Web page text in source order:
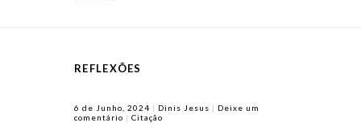
REFLEXÕES
6 de Junho, 2024 Dinis Jesus
Deixe um
comentário
Citação